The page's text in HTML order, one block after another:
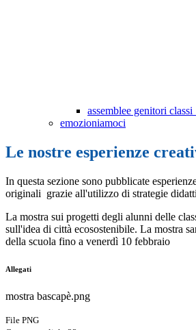
assemblee genitori
emozioniamoci
Le nostre esperienze
In questa sezione sono pubblicate
originali grazie all'utilizzo di strategie
La mostra sui progetti degli alunni delle
sull'idea di città ecosostenibile. La mostra
della scuola fino a venerdì 10 febbraio
Allegati
mostra bascapè.png
File PNG